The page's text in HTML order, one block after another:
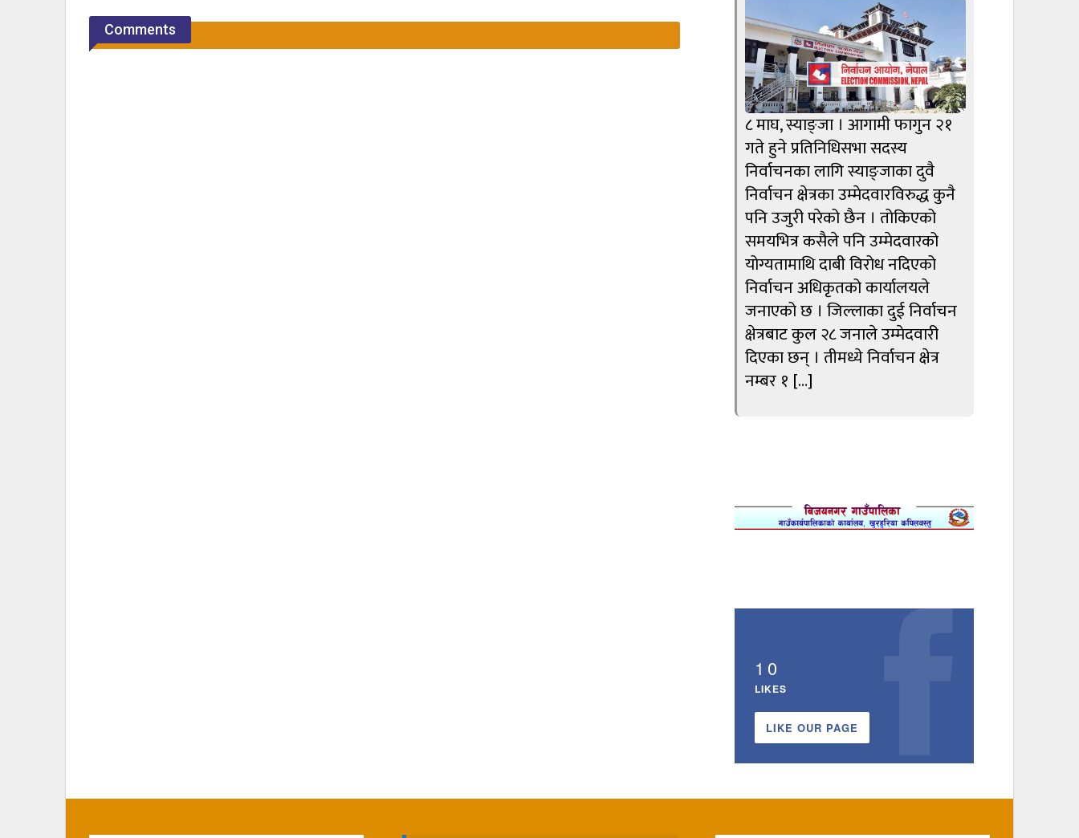
Comments
८ माघ, स्याङ्जा । आगामी फागुन २१
गते हुने प्रतिनिधिसभा सदस्य
निर्वाचनका लागि स्याङ्जाका दुवै
निर्वाचन क्षेत्रका उम्मेदवारविरुद्ध कुनै
पनि उजुरी परेको छैन । तोकिएको
समयभित्र कसैले पनि उम्मेदवारको
योग्यतामाथि दाबी विरोध नदिएको
निर्वाचन अधिकृतको कार्यालयले
जनाएको छ । जिल्लाका दुई निर्वाचन
क्षेत्रबाट कुल २८ जनाले उम्मेदवारी
दिएका छन् । तीमध्ये निर्वाचन क्षेत्र
नम्बर १ […]
10
LIKES
LIKE OUR PAGE